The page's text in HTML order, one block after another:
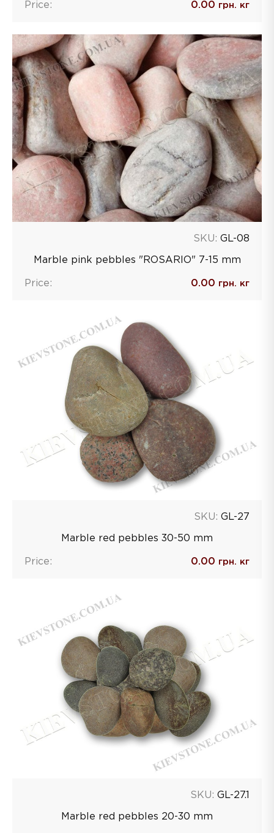
Price: 0.00 грн. кг
SKU: GL-08
Marble pink pebbles "ROSARIO" 7-15 mm
Price: 0.00 грн. кг
SKU: GL-27
Marble red pebbles 30-50 mm
Price: 0.00 грн. кг
SKU: GL-27.1
Marble red pebbles 20-30 mm